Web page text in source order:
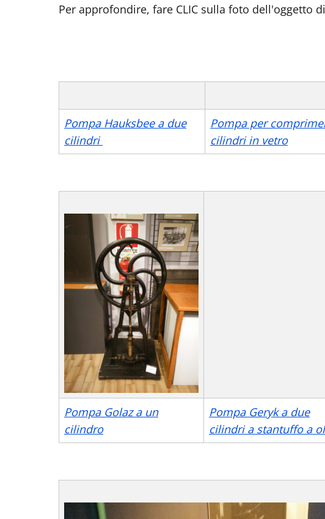
Per approfondire, fare CLIC sulla foto dell'oggetto
Pompa Hauksbee a due
cilindri
Pompa per
cilindri in vetro
Pompa Golaz a un
cilindro
Pompa Geryk a due
cilindri a stantuffo a